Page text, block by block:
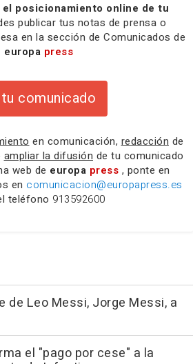
el posicionamiento online de tu
publicar tus notas de prensa o
en la sección de Comunicados de
europa press
tu comunicado
en comunicación, redacción de
ampliar la difusión de tu comunicado
web de europa press , ponte en
en comunicacion@europapress.es
teléfono 913592600
de Leo Messi, Jorge Messi, a
el "pago por cese" a la